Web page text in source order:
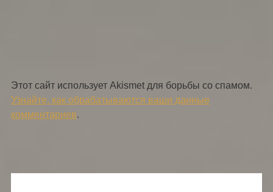
Этот сайт использует Akismet для борьбы со спамом.
Узнайте, как обрабатываются ваши данные
комментариев.